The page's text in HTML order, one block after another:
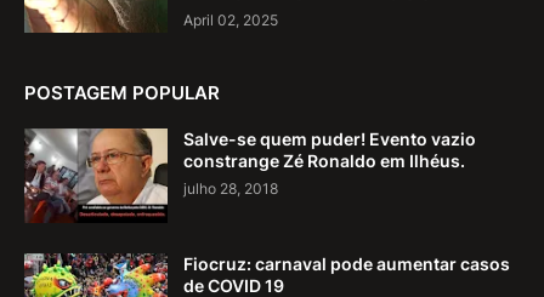
April 02, 2025
POSTAGEM POPULAR
Salve-se quem puder! Evento vazio
constrange Zé Ronaldo em Ilhéus.
julho 28, 2018
Fiocruz: carnaval pode aumentar casos
de COVID 19